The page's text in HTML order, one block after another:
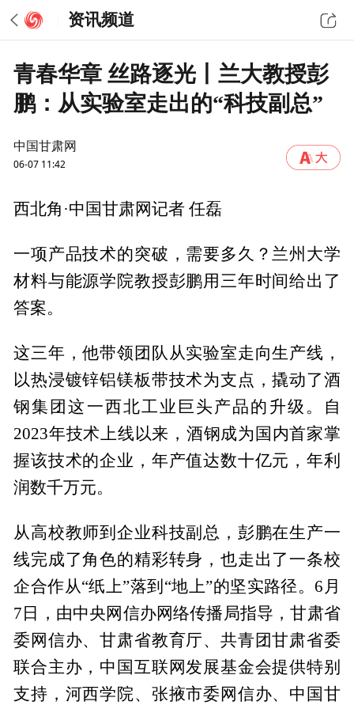
资讯频道
青春华章 丝路逐光丨兰大教授彭
鹏：从实验室走出的“科技副总”
中国甘肃网
06-07 11:42
西北角·中国甘肃网记者 任磊
一项产品技术的突破，需要多久？兰州大学
材料与能源学院教授彭鹏用三年时间给出了
答案。
这三年，他带领团队从实验室走向生产线，
以热浸镀锌铝镁板带技术为支点，撬动了酒
钢集团这一西北工业巨头产品的升级。自
2023年技术上线以来，酒钢成为国内首家掌
握该技术的企业，年产值达数十亿元，年利
润数千万元。
从高校教师到企业科技副总，彭鹏在生产一
线完成了角色的精彩转身，也走出了一条校
企合作从“纸上”落到“地上”的坚实路径。6月
7日，由中央网信办网络传播局指导，甘肃省
委网信办、甘肃省教育厅、共青团甘肃省委
联合主办，中国互联网发展基金会提供特别
支持，河西学院、张掖市委网信办、中国甘